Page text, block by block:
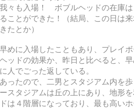
々も入場！ ボブルヘッドの在庫
ことができた！（結局、この日は
たとか）
めに入場したこともあり、プレイ
ッドの効果か、昨日と比べると、
人でごった返している。
ったので、二男とスタジアム内を
ースタジアムは丘の上にあり、地形
は４階層になっており、最も高い